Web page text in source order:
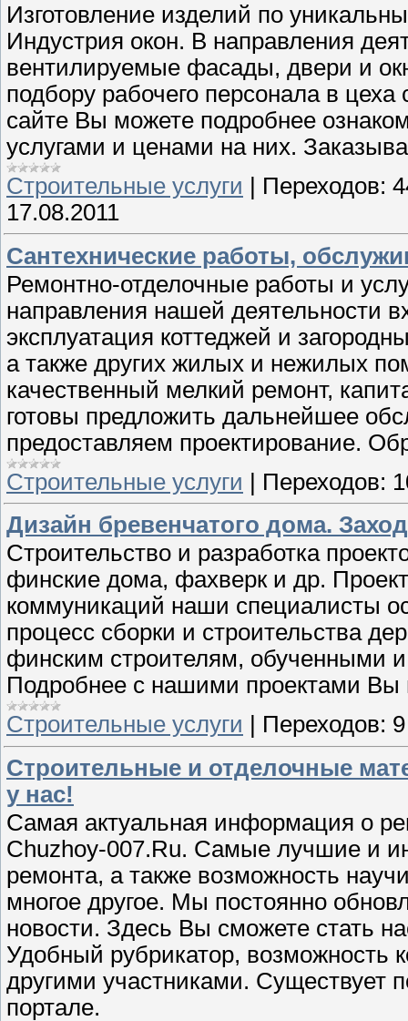
Изготовление изделий по
Индустрия окон. В направления
вентилируемые фасады, двери и
подбору рабочего персонала в
сайте Вы можете подробнее
услугами и ценами на них.
Строительные услуги
Переходов:
17.08.2011
Сантехнические работы,
Ремонтно-отделочные работы и
направления нашей деятельности
эксплуатация коттеджей и
а также других жилых и нежилых
качественный мелкий ремонт,
готовы предложить дальнейшее
предоставляем проектирование.
Строительные услуги | Переходов:
Дизайн бревенчатого дома.
Строительство и разработка
финские дома, фахверк и др.
коммуникаций наши специалисты
процесс сборки и строительства
финским строителям, обученными
Подробнее с нашими проектами Вы
Строительные услуги
Переходов: 9
Строительные и отделочные
у нас!
Самая актуальная информация о
Chuzhoy-007.Ru. Самые лучшие и
ремонта, а также возможность
многое другое. Мы постоянно
новости. Здесь Вы сможете стать
Удобный рубрикатор, возможность
другими участниками. Существует
портале.